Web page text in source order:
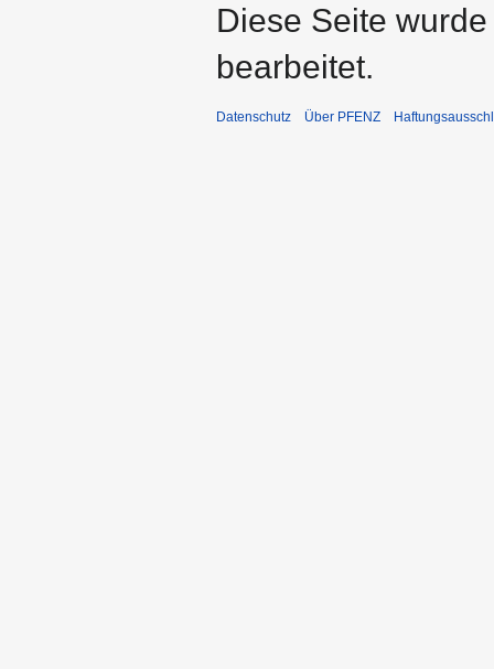
Diese Seite
bearbeitet.
Datenschutz Über PFENZ